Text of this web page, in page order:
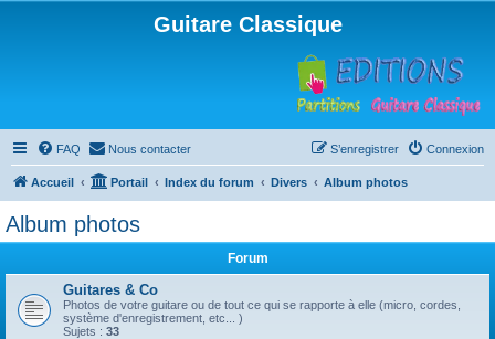
Guitare Classique
FAQ Nous contacter Connexion
S’enregistrer
Accueil Portail Index du forum Divers Album photos
Album photos
Forum
Guitares & Co
Photos de votre guitare ou de tout ce qui se rapporte à elle (micro, cordes,
système d'enregistrement, etc... )
Sujets : 33